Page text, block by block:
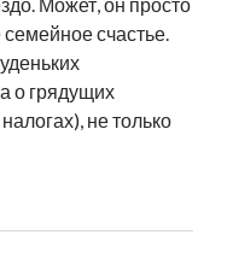
счастье.
о грядущих
не только